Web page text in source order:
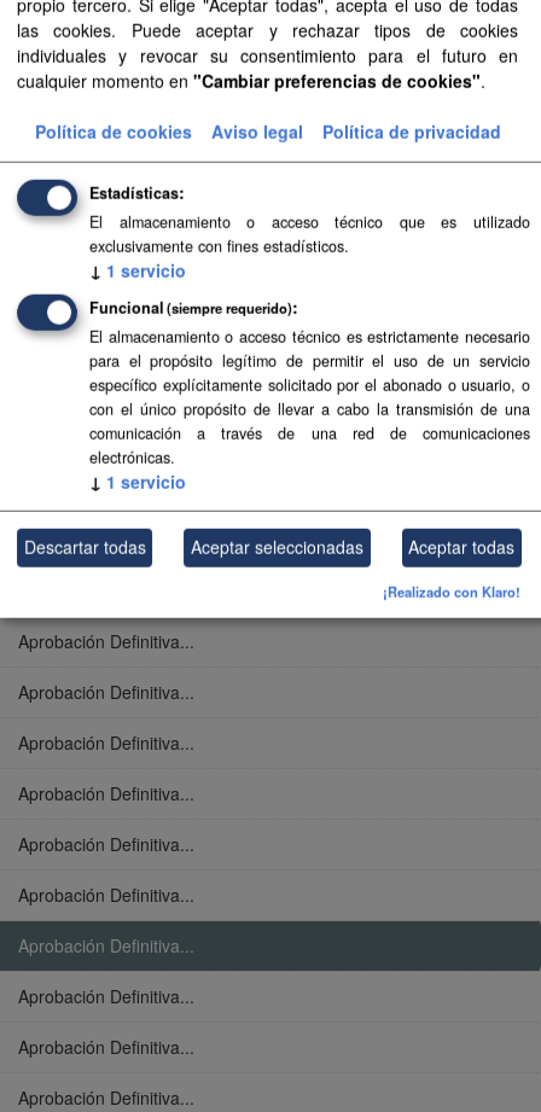
Aprobación Definitiva...
Aprobación Definitiva...
Aprobación Definitiva...
Aprobación Definitiva...
Aprobación Definitiva...
Aprobación Definitiva...
Aprobación Definitiva...
Aprobación Definitiva...
Aprobación Definitiva...
Aprobación Definitiva...
Aprobación Definitiva...
Aprobación Definitiva...
Aprobación Definitiva...
Aprobación Definitiva...
Aprobación Definitiva...
Aprobación Definitiva...
Aprobación Definitiva...
Aprobación Definitiva...
Aprobación Definitiva...
Aprobación Definitiva...
Aprobación Definitiva...
las cookies. Puede aceptar y rechazar tipos de cookies
individuales y revocar su consentimiento para el futuro en
cualquier momento en "Cambiar preferencias de cookies".
Política de cookies Aviso legal Política de privacidad
Estadísticas
El almacenamiento o acceso técnico que es utilizado
exclusivamente con fines estadísticos.
↓ 1 servicio
Funcional (siempre requerido)
El almacenamiento o acceso técnico es estrictamente necesario
para el propósito legítimo de permitir el uso de un servicio
específico explícitamente solicitado por el abonado o usuario, o
con el único propósito de llevar a cabo la transmisión de una
comunicación a través de una red de comunicaciones
electrónicas.
↓ 1 servicio
Descartar todas Aceptar seleccionadas Aceptar todas
¡Realizado con Klaro!